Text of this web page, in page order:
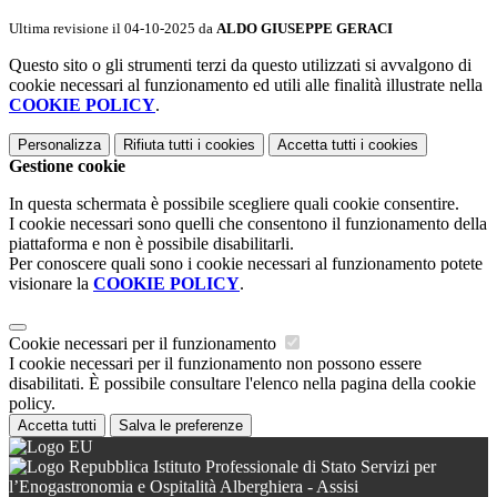
Ultima revisione il 04-10-2025 da ALDO GIUSEPPE GERACI
Questo sito o gli strumenti terzi da questo utilizzati si avvalgono di
cookie necessari al funzionamento ed utili alle finalità illustrate nella
COOKIE POLICY.
Personalizza Rifiuta tutti i cookies Accetta tutti i cookies
Gestione cookie
In questa schermata è possibile scegliere quali cookie consentire.
I cookie necessari sono quelli che consentono il funzionamento della
piattaforma e non è possibile disabilitarli.
Per conoscere quali sono i cookie necessari al funzionamento potete
visionare la COOKIE POLICY.
Cookie necessari per il funzionamento
I cookie necessari per il funzionamento non possono essere
disabilitati. È possibile consultare l'elenco nella pagina della cookie
policy.
Accetta tutti Salva le preferenze
Istituto Professionale di Stato Servizi per
l’Enogastronomia e Ospitalità Alberghiera - Assisi